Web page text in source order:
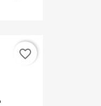
favorite_border